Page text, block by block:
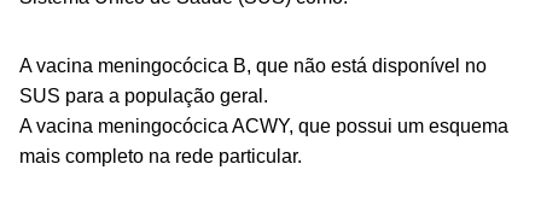
A vacina meningocócica B, que não está disponível no
SUS para a população geral.
A vacina meningocócica ACWY, que possui um esquema
mais completo na rede particular.